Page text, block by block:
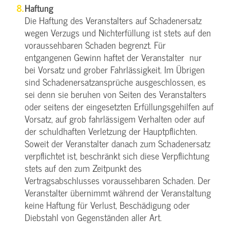
Haftung
Die Haftung des Veranstalters auf Schadenersatz
wegen Verzugs und Nichterfüllung ist stets auf den
voraussehbaren Schaden begrenzt. Für
entgangenen Gewinn haftet der Veranstalter nur
bei Vorsatz und grober Fahrlässigkeit. Im Übrigen
sind Schadenersatzansprüche ausgeschlossen, es
sei denn sie beruhen von Seiten des Veranstalters
oder seitens der eingesetzten Erfüllungsgehilfen auf
Vorsatz, auf grob fahrlässigem Verhalten oder auf
der schuldhaften Verletzung der Hauptpflichten.
Soweit der Veranstalter danach zum Schadenersatz
verpflichtet ist, beschränkt sich diese Verpflichtung
stets auf den zum Zeitpunkt des
Vertragsabschlusses voraussehbaren Schaden. Der
Veranstalter übernimmt während der Veranstaltung
keine Haftung für Verlust, Beschädigung oder
Diebstahl von Gegenständen aller Art.